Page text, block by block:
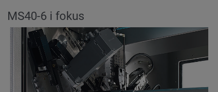
MS40-6 i fokus